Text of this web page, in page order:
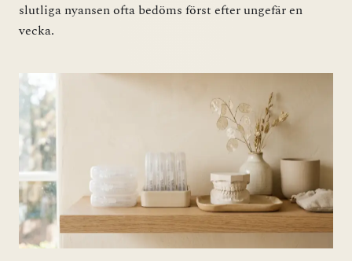
slutliga nyansen ofta bedöms först efter ungefär en
vecka.